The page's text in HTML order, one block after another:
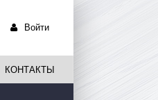
Войти
КОНТАКТЫ